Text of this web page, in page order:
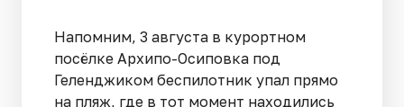
Напомним, 3 августа в курортном
посёлке Архипо-Осиповка под
Геленджиком беспилотник упал прямо
на пляж, где в тот момент находились